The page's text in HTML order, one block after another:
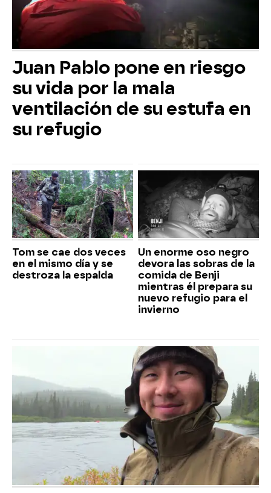
Juan Pablo pone en riesgo
su vida por la mala
ventilación de su estufa en
su refugio
Tom se cae dos veces
en el mismo día y se
destroza la espalda
Un enorme oso negro
devora las sobras de la
comida de Benji
mientras él prepara su
nuevo refugio para el
invierno